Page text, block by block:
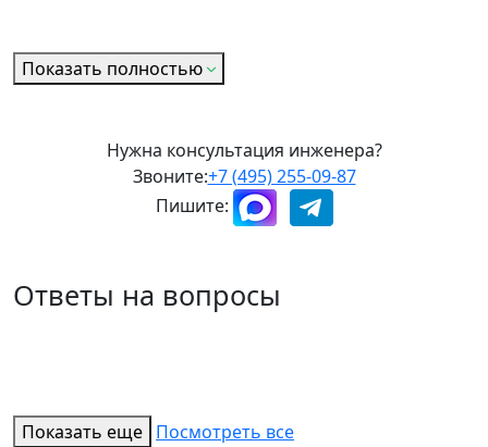
Показать полностью
Нужна консультация инженера?
Звоните:+7 (495) 255-09-87
Пишите:
Ответы на вопросы
Показать еще Посмотреть все